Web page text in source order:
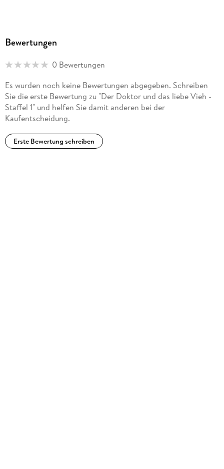
Inhaltsverzeichnis
- Die komplette Staffel 1 auf 4 Discs
Bewertungen
0 Bewertungen
Es wurden noch keine Bewertungen abgegeben. Schreiben
Sie die erste Bewertung zu "Der Doktor und das liebe Vieh -
Staffel 1" und helfen Sie damit anderen bei der
Kaufentscheidung.
Erste Bewertung schreiben